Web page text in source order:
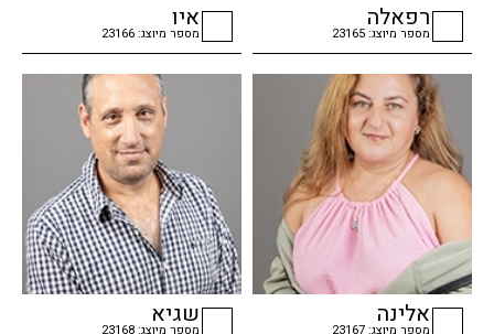
checkbox
רפאלה
מספר מיוצג: 23165
checkbox
איו
מספר מיוצג: 23166
אלינה
מספר מיוצג: 23167
שגיא
מספר מיוצג: 23168